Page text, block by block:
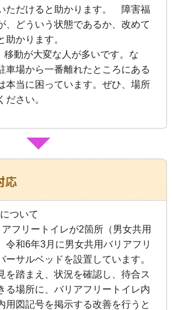
ただけると助かります。 障害福
、どういう状態であるか、改めて
助かります。
移動が大変な人が多いです。な
車場から一番離れたところにある
本当に困っています。ぜひ、場所
ださい。
ついて
フリートイレが2箇所（男女共用
令和6年3月に男女共用バリアフリ
ーサルベッドを設置しています。
踏まえ、状況を確認し、待合ス
る場所に、バリアフリートイレ内
用図記号を掲示する改善を行うと